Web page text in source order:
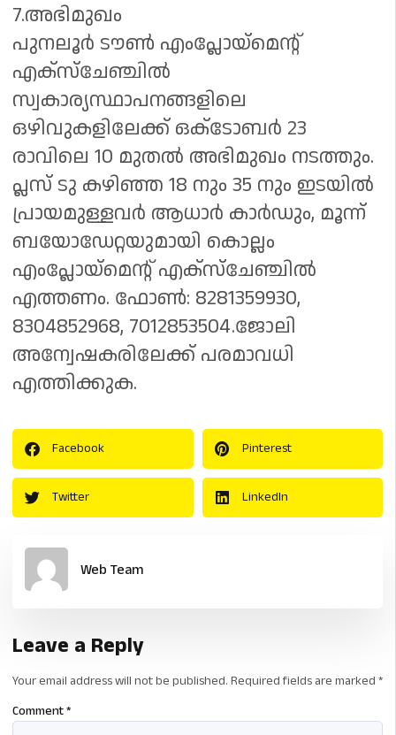
7.അഭിമുഖം
പുനലൂര്‍ ടൗണ്‍ എംപ്ലോയ്‌മെന്റ്
എക്‌സ്‌ചേഞ്ചില്‍
സ്വകാര്യസ്ഥാപനങ്ങളിലെ
ഒഴിവുകളിലേക്ക് ഒക്‌ടോബര്‍ 23
രാവിലെ 10 മുതല്‍ അഭിമുഖം നടത്തും.
പ്ലസ് ടു കഴിഞ്ഞ 18 നും 35 നും ഇടയില്‍
പ്രായമുള്ളവര്‍ ആധാര്‍ കാര്‍ഡും, മൂന്ന്
ബയോഡേറ്റയുമായി കൊല്ലം
എംപ്ലോയ്‌മെന്റ് എക്‌സ്‌ചേഞ്ചില്‍
എത്തണം. ഫോണ്‍: 8281359930,
8304852968, 7012853504.ജോലി
അന്വേഷകരിലേക്ക് പരമാവധി
എത്തിക്കുക.
Facebook Pinterest
Twitter LinkedIn
Web Team
Leave a Reply
Your email address will not be published. Required fields are marked *
Comment*